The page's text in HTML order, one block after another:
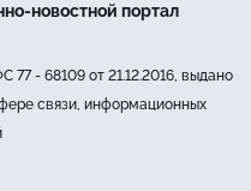
новостной портал
- 68109 от 21.12.2016, выдано
связи, информационных